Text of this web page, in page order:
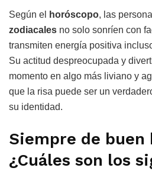
Según el horóscopo, las
zodiacales no solo sonríen con
transmiten energía positiva
Su actitud despreocupada y
momento en algo más liviano y
que la risa puede ser un
su identidad.
Siempre de buen
¿Cuáles son los